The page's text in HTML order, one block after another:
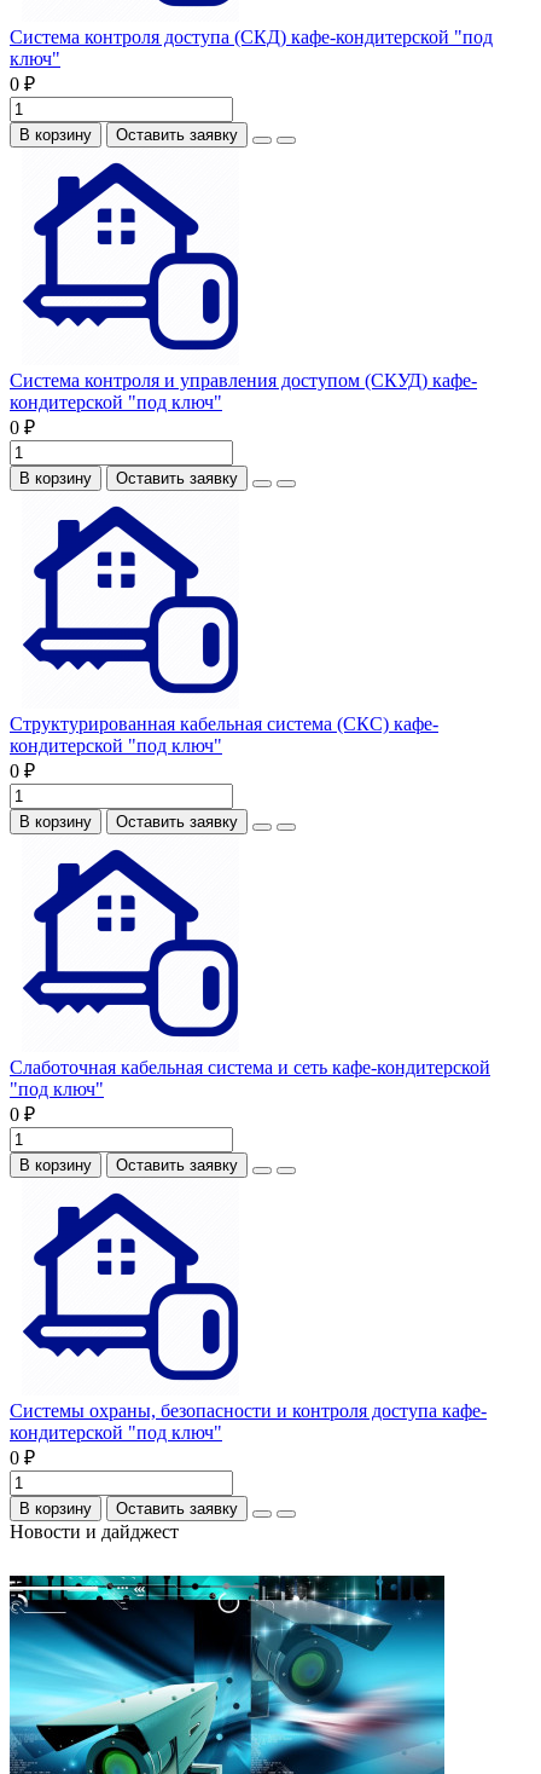
Система контроля доступа (СКД) кафе-кондитерской "под
ключ"
0 ₽
В корзину Оставить заявку
Система контроля и управления доступом (СКУД) кафе-
кондитерской "под ключ"
0 ₽
В корзину Оставить заявку
Структурированная кабельная система (СКС) кафе-
кондитерской "под ключ"
0 ₽
В корзину Оставить заявку
Слаботочная кабельная система и сеть кафе-кондитерской
"под ключ"
0 ₽
В корзину Оставить заявку
Системы охраны, безопасности и контроля доступа кафе-
кондитерской "под ключ"
0 ₽
В корзину Оставить заявку
Новости и дайджест